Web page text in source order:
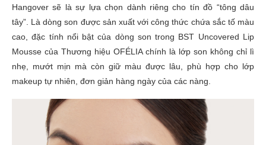
Hangover sẽ là sự lựa chọn dành riêng cho tín đồ “tông dâu
tây”. Là dòng son được sản xuất với công thức chứa sắc tố màu
cao, đặc tính nổi bật của dòng son trong BST Uncovered Lip
Mousse của Thương hiệu OFÉLIA chính là lớp son không chỉ lì
nhẹ, mướt mịn mà còn giữ màu được lâu, phù hợp cho lớp
makeup tự nhiên, đơn giản hàng ngày của các nàng.